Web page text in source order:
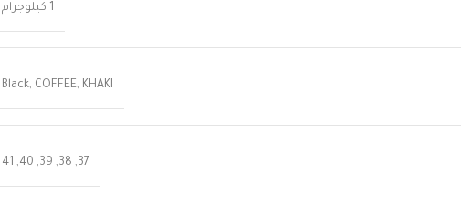
1 كيلوجرام
Black, COFFEE, KHAKI
37
,
38
,
39
,
40
,
41